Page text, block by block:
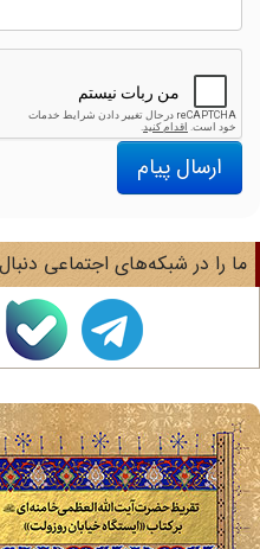
ارسال پیام
را در شبکه‌های اجتماعی دنبال